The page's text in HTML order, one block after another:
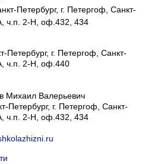
Петербург, г. Петергоф, Санкт-
ч.п. 2-Н, оф.432, 434
Петербург, г. Петергоф, Санкт-
ч.п. 2-Н, оф.440
Михаил Валерьевич
Петербург, г. Петергоф Санкт-
ч.п. 2-Н, оф.432, 434